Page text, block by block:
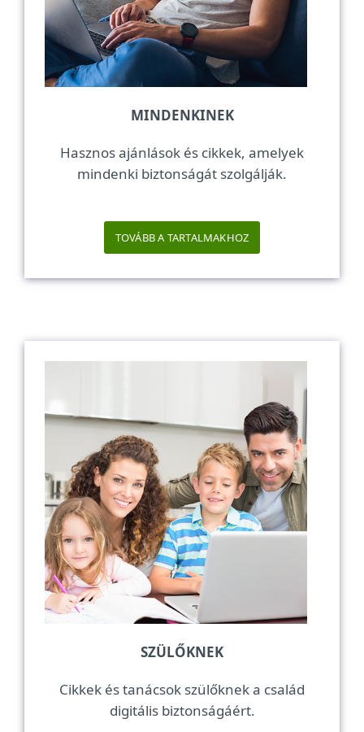
MINDENKINEK
Hasznos ajánlások és cikkek, amelyek
mindenki biztonságát szolgálják.
TOVÁBB A TARTALMAKHOZ
SZÜLŐKNEK
Cikkek és tanácsok szülőknek a család
digitális biztonságáért.